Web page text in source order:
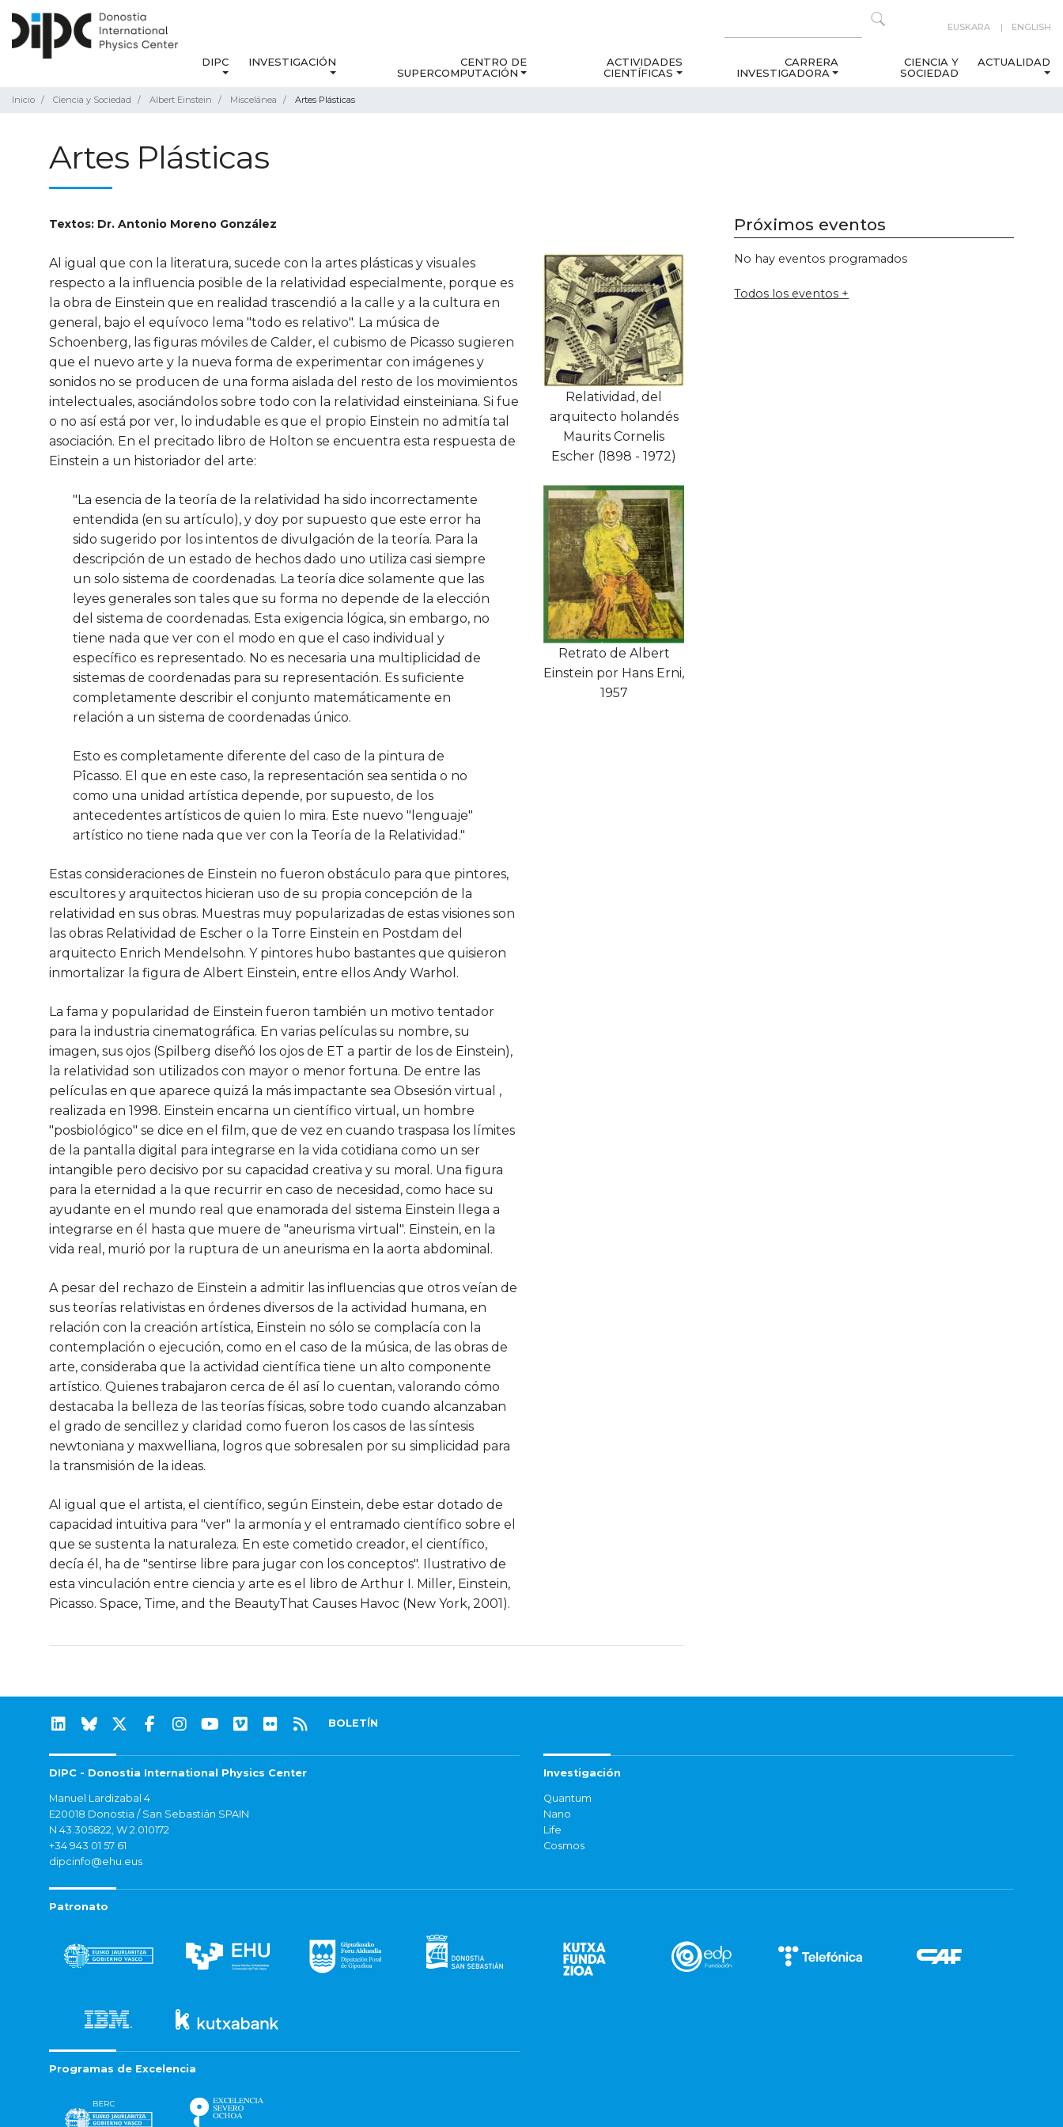
EUSKARA ENGLISH
DIPC INVESTIGACIÓN
CENTRO DE
SUPERCOMPUTACIÓN
ACTIVIDADES
CIENTÍFICAS
CARRERA
INVESTIGADORA
CIENCIA Y
SOCIEDAD
ACTUALIDAD
Inicio Ciencia y Sociedad Albert Einstein Miscelánea Artes Plásticas
Artes Plásticas
Textos: Dr. Antonio Moreno González
Al igual que con la literatura, sucede con la artes plásticas y visuales
respecto a la influencia posible de la relatividad especialmente, porque es
la obra de Einstein que en realidad trascendió a la calle y a la cultura en
general, bajo el equívoco lema "todo es relativo". La música de
Schoenberg, las figuras móviles de Calder, el cubismo de Picasso sugieren
que el nuevo arte y la nueva forma de experimentar con imágenes y
sonidos no se producen de una forma aislada del resto de los movimientos
intelectuales, asociándolos sobre todo con la relatividad einsteiniana. Si fue
o no así está por ver, lo indudable es que el propio Einstein no admitía tal
asociación. En el precitado libro de Holton se encuentra esta respuesta de
Einstein a un historiador del arte:
"La esencia de la teoría de la relatividad ha sido incorrectamente
entendida (en su artículo), y doy por supuesto que este error ha
sido sugerido por los intentos de divulgación de la teoría. Para la
descripción de un estado de hechos dado uno utiliza casi siempre
un solo sistema de coordenadas. La teoría dice solamente que las
leyes generales son tales que su forma no depende de la elección
del sistema de coordenadas. Esta exigencia lógica, sin embargo, no
tiene nada que ver con el modo en que el caso individual y
específico es representado. No es necesaria una multiplicidad de
sistemas de coordenadas para su representación. Es suficiente
completamente describir el conjunto matemáticamente en
relación a un sistema de coordenadas único.
Esto es completamente diferente del caso de la pintura de
Pîcasso. El que en este caso, la representación sea sentida o no
como una unidad artística depende, por supuesto, de los
antecedentes artísticos de quien lo mira. Este nuevo "lenguaje"
artístico no tiene nada que ver con la Teoría de la Relatividad."
Estas consideraciones de Einstein no fueron obstáculo para que pintores,
escultores y arquitectos hicieran uso de su propia concepción de la
relatividad en sus obras. Muestras muy popularizadas de estas visiones son
las obras Relatividad de Escher o la Torre Einstein en Postdam del
arquitecto Enrich Mendelsohn. Y pintores hubo bastantes que quisieron
inmortalizar la figura de Albert Einstein, entre ellos Andy Warhol.
La fama y popularidad de Einstein fueron también un motivo tentador
para la industria cinematográfica. En varias películas su nombre, su
imagen, sus ojos (Spilberg diseñó los ojos de ET a partir de los de Einstein),
la relatividad son utilizados con mayor o menor fortuna. De entre las
películas en que aparece quizá la más impactante sea Obsesión virtual ,
realizada en 1998. Einstein encarna un científico virtual, un hombre
"posbiológico" se dice en el film, que de vez en cuando traspasa los límites
de la pantalla digital para integrarse en la vida cotidiana como un ser
intangible pero decisivo por su capacidad creativa y su moral. Una figura
para la eternidad a la que recurrir en caso de necesidad, como hace su
ayudante en el mundo real que enamorada del sistema Einstein llega a
integrarse en él hasta que muere de "aneurisma virtual". Einstein, en la
vida real, murió por la ruptura de un aneurisma en la aorta abdominal.
A pesar del rechazo de Einstein a admitir las influencias que otros veían de
sus teorías relativistas en órdenes diversos de la actividad humana, en
relación con la creación artística, Einstein no sólo se complacía con la
contemplación o ejecución, como en el caso de la música, de las obras de
arte, consideraba que la actividad científica tiene un alto componente
artístico. Quienes trabajaron cerca de él así lo cuentan, valorando cómo
destacaba la belleza de las teorías físicas, sobre todo cuando alcanzaban
el grado de sencillez y claridad como fueron los casos de las síntesis
newtoniana y maxwelliana, logros que sobresalen por su simplicidad para
la transmisión de la ideas.
Al igual que el artista, el científico, según Einstein, debe estar dotado de
capacidad intuitiva para "ver" la armonía y el entramado científico sobre el
que se sustenta la naturaleza. En este cometido creador, el científico,
decía él, ha de "sentirse libre para jugar con los conceptos". Ilustrativo de
esta vinculación entre ciencia y arte es el libro de Arthur I. Miller, Einstein,
Picasso. Space, Time, and the BeautyThat Causes Havoc (New York, 2001).
Relatividad, del
arquitecto holandés
Maurits Cornelis
Escher (1898 - 1972)
Retrato de Albert
Einstein por Hans Erni,
1957
Próximos eventos
No hay eventos programados
Todos los eventos +
BOLETÍN
DIPC - Donostia International Physics Center
Manuel Lardizabal 4
E20018 Donostia / San Sebastián SPAIN
N 43.305822, W 2.010172
+34 943 01 57 61
dipcinfo@ehu.eus
Investigación
Quantum
Nano
Life
Cosmos
Patronato
Programas de Excelencia